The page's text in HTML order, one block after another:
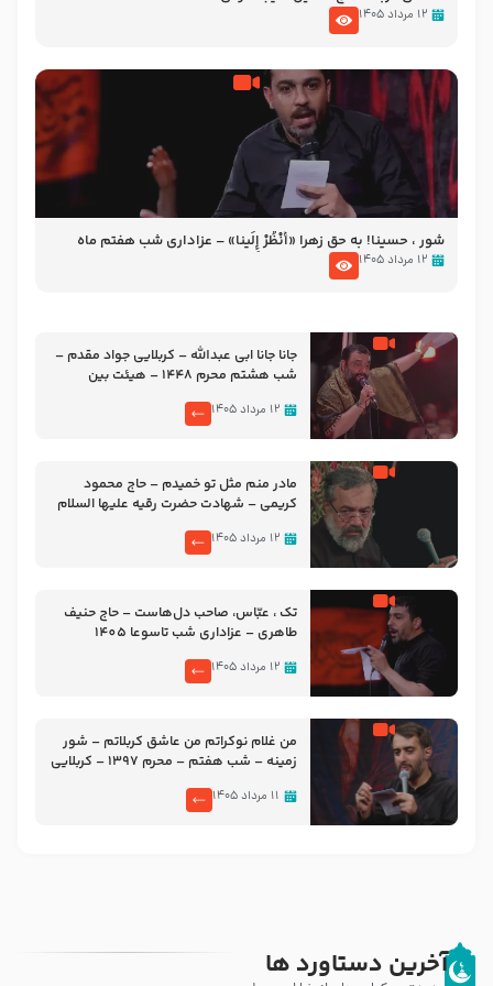
۱۲ مرداد ۱۴۰۵
شور ، حسینا! به‌ حق زهرا «أُنْظُرْ إِلَینا» – عزاداری شب هفتم ماه
محرّم 1405
۱۲ مرداد ۱۴۰۵
جانا جانا ابی عبدالله – کربلایی جواد مقدم –
شب هشتم محرم 1448 – هیئت بین
۱۲ مرداد ۱۴۰۵
مادر منم مثل تو خمیدم – حاج محمود
کریمی – شهادت حضرت رقیه علیها السلام
۱۲ مرداد ۱۴۰۵
تک ، عبّاس، صاحب دل‌هاست – حاج حنیف
طاهری – عزاداری شب تاسوعا 1405
۱۲ مرداد ۱۴۰۵
من غلام نوکراتم من عاشق کربلاتم – شور
زمینه – شب هفتم – محرم 1397 – کربلایی
۱۱ مرداد ۱۴۰۵
آخرین دستاورد ها